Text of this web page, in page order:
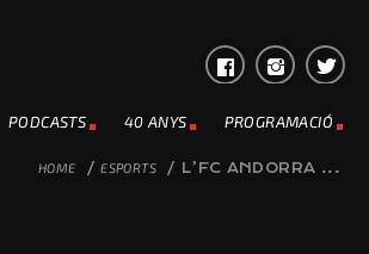
PODCASTS 40 ANYS PROGRAMACIÓ
HOME / ESPORTS / L’FC ANDORRA ...